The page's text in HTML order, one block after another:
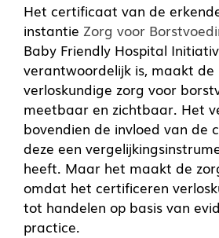
Het certificaat van de
instantie Zorg voor
Baby Friendly Hospital
verantwoordelijk is, maakt
verloskundige zorg voor
meetbaar en zichtbaar. Het
bovendien de invloed van de
deze een
heeft. Maar het maakt de
omdat het certificeren
tot handelen op basis van
practice.